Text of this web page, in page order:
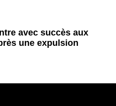
avec succès aux
une expulsion